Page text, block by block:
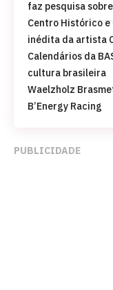
faz pesquisa
Centro Histórico e
inédita da artista
Calendários da
cultura brasileira
Waelzholz
B’Energy Racing
PUBLICIDADE